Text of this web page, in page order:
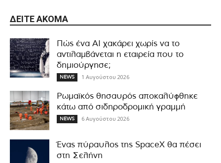
ΔΕΊΤΕ ΑΚΌΜΑ
Πώς ένα AI χακάρει χωρίς να το
αντιλαμβάνεται η εταιρεία που το
δημιούργησε;
NEWS 1 Αυγούστου 2026
Ρωμαϊκός θησαυρός αποκαλύφθηκε
κάτω από σιδηροδρομική γραμμή
NEWS 6 Αυγούστου 2026
Ένας πύραυλος της SpaceX θα πέσει
στη Σελήνη